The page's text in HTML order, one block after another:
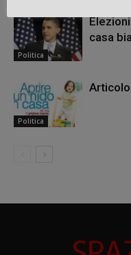
Politica
casa
Politica